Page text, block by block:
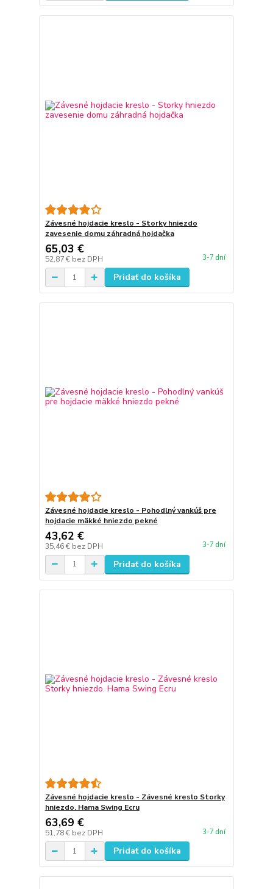
Závesné hojdacie kreslo - Storky hniezdo
zavesenie domu záhradná hojdačka
65,03 €
52,87 € bez DPH 3-7 dní
Pridať do košíka
Závesné hojdacie kreslo - Pohodlný vankúš pre
hojdacie mäkké hniezdo pekné
43,62 €
35,46 € bez DPH 3-7 dní
Pridať do košíka
Závesné hojdacie kreslo - Závesné kreslo Storky
hniezdo. Hama Swing Ecru
63,69 €
51,78 € bez DPH 3-7 dní
Pridať do košíka